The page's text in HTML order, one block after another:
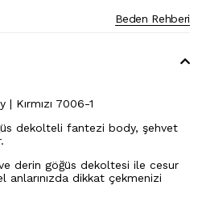
Beden Rehberi
Kırmızı 7006-1
dekolteli fantezi body, şehvet
derin göğüs dekoltesi ile cesur
dikkat çekmenizi